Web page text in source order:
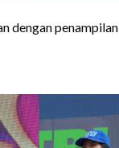
dengan penampilan